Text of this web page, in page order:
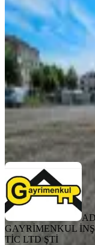
PAZARLAMA
Ara
GAYRİMENKUL
TİC LTD ŞTİ